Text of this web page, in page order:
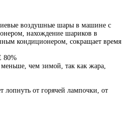
воздушные шары в машине с
нахождение шариков в
кондиционером, сокращает время
чем зимой, так как жара,
от горячей лампочки, от